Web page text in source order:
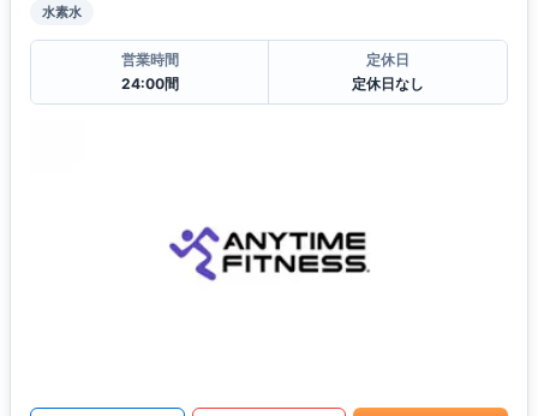
水素水
営業時間
24:00間
定休日
定休日なし